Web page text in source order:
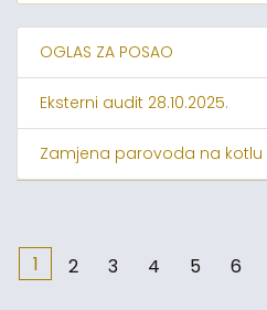
OGLAS ZA POSAO
Eksterni audit 28.10.2025.
Zamjena parovoda na kotlu
1 2 3 4 5 6